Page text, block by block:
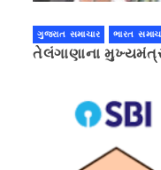
ગુજરાત સમાચાર ભારત
તેલંગાણાના